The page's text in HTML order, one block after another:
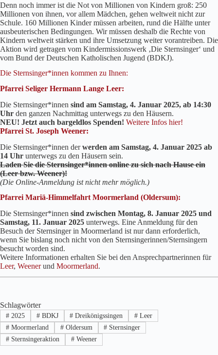
Denn noch immer ist die Not von Millionen von Kindern groß: 250
Millionen von ihnen, vor allem Mädchen, gehen weltweit nicht zur
Schule. 160 Millionen Kinder müssen arbeiten, rund die Hälfte unter
ausbeuterischen Bedingungen. Wir müssen deshalb die Rechte von
Kindern weltweit stärken und ihre Umsetzung weiter vorantreiben. Die
Aktion wird getragen vom Kindermissionswerk ‚Die Sternsinger‘ und
vom Bund der Deutschen Katholischen Jugend (BDKJ).
Die Sternsinger*innen kommen zu Ihnen:
Pfarrei Seliger Hermann Lange Leer:
Die Sternsinger*innen sind am Samstag, 4. Januar 2025, ab 14:30
Uhr den ganzen Nachmittag unterwegs zu den Häusern.
NEU! Jetzt auch bargeldlos Spenden! Weitere Infos hier!
Pfarrei St. Joseph Weener:
Die Sternsinger*innen derwerden am Samstag, 4. Januar 2025 ab
14 Uhr unterwegs zu den Häusern sein.
Laden Sie die Sternsinger*innen online zu sich nach Hause ein
(Leer bzw. Weener)!
(Die Online-Anmeldung ist nicht mehr möglich.)
Pfarrei Mariä-Himmelfahrt Moormerland (Oldersum):
Die Sternsinger*innen sind zwischen Montag, 8. Januar 2025 und
Samstag, 11. Januar 2025 unterwegs. Eine Anmeldung für den
Besuch der Sternsinger in Moormerland ist nur dann erforderlich,
wenn Sie bislang noch nicht von den Sternsingerinnen/Sternsingern
besucht worden sind.
Weitere Informationen erhalten Sie bei den Ansprechpartnerinnen für
Leer, Weenerund Moormerland.
Schlagwörter
#2025 #BDKJ # Dreikönigssingen # Leer
#Moormerland #Oldersum # Sternsinger
#Sternsingeraktion #Weener